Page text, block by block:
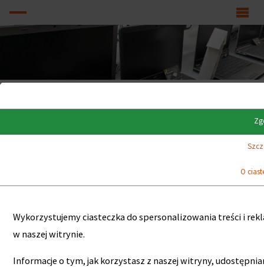
KLASA BIZNES
monitory
poleasingowe A+
klasa biznes
Wykorzystujemy ciasteczka do spersonalizowania treści i
w naszej witrynie.
Informacje o tym, jak korzystasz z naszej witryny,
O